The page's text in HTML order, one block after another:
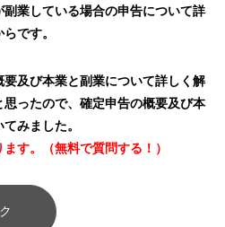
業している場合の申告について詳
です。
及び本業と副業について詳しく解
ったので、確定申告の概要及び本
みました。
す。（無料で質問する！）